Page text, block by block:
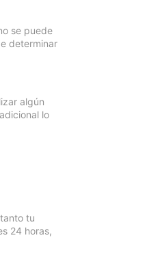
se puede
determinar
algún
lo
tu
24 horas,